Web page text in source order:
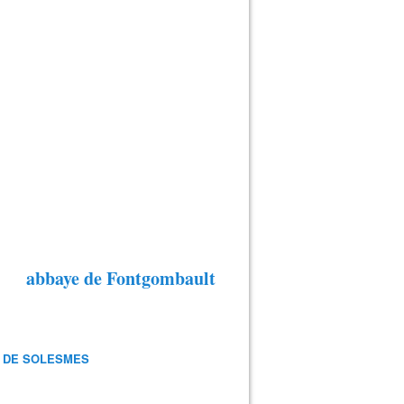
abbaye de Fontgombault
SOLESMES